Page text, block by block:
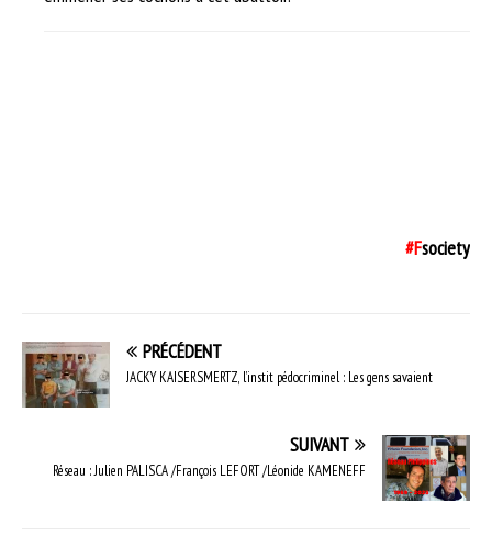
#Fsociety
PRÉCÉDENT
JACKY KAISERSMERTZ, l’instit pédocriminel : Les gens savaient
SUIVANT
Réseau : Julien PALISCA /François LEFORT /Léonide KAMENEFF